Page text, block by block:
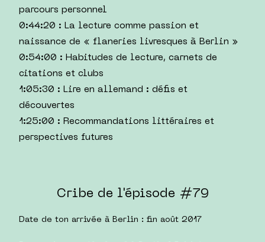
parcours personnel
0:44:20 : La lecture comme passion et
naissance de « flaneries livresques à Berlin »
0:54:00 : Habitudes de lecture, carnets de
citations et clubs
1:05:30 : Lire en allemand : défis et
découvertes
1:25:00 : Recommandations littéraires et
perspectives futures
Cribe de l'épisode #79
Date de ton arrivée à Berlin : fin août 2017